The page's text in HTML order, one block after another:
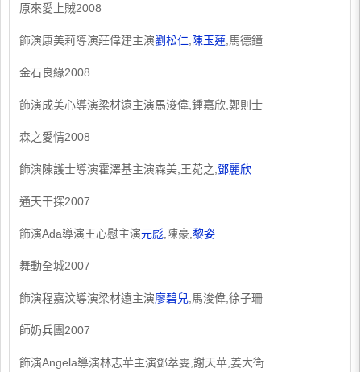
原來愛上賊2008
飾演康美莉導演莊偉建主演劉松仁 陳玉蓮 ,馬德鐘
金石良緣2008
飾演成美心導演梁材遠主演馬浚偉,鍾嘉欣,鄭則士
森之愛情2008
飾演陳護士導演霍澤基主演森美,王菀之, 鄧麗欣
通天干探2007
飾演Ada導演王心慰主演元彪 ,陳豪, 黎姿
舞動全城2007
飾演程嘉汶導演梁材遠主演廖碧兒 ,馬浚偉,徐子珊
師奶兵團2007
飾演Angela導演林志華主演鄧萃雯,謝天華,姜大衛